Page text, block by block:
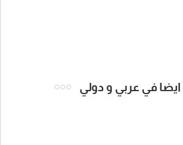
ايضا في عربي و دولي